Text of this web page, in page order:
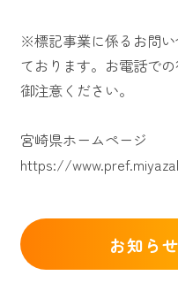
※標記事業に係るお問
ております。お電話で
御注意ください。
宮崎県ホームページ
https://
お知ら